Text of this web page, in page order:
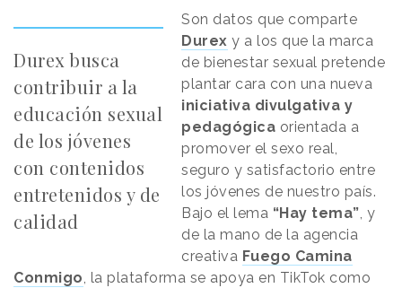
Durex busca
contribuir a la
educación sexual
de los jóvenes
con contenidos
entretenidos y de
calidad
Son datos que comparte
Durex y a los que la marca
de bienestar sexual pretende
plantar cara con una nueva
iniciativa divulgativa y
pedagógica orientada a
promover el sexo real,
seguro y satisfactorio entre
los jóvenes de nuestro país.
Bajo el lema “Hay tema”, y
de la mano de la agencia
creativa Fuego Camina
Conmigo, la plataforma se apoya en TikTok como